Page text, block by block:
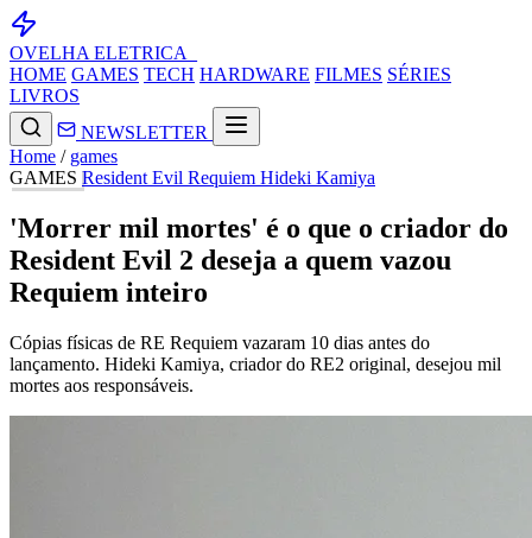
OVELHA ELETRICA_
HOME GAMES TECH HARDWARE FILMES SÉRIES
LIVROS
NEWSLETTER
Home / games
GAMES Resident Evil Requiem Hideki Kamiya
'Morrer mil mortes' é o que o criador do
Resident Evil 2 deseja a quem vazou
Requiem inteiro
Cópias físicas de RE Requiem vazaram 10 dias antes do
lançamento. Hideki Kamiya, criador do RE2 original, desejou mil
mortes aos responsáveis.